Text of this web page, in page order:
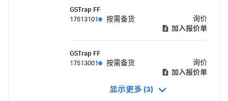
GSTrap FF
17513101
按需备货
询价
加入报价单
GSTrap FF
17513001
按需备货
询价
加入报价单
显示更多 (3)